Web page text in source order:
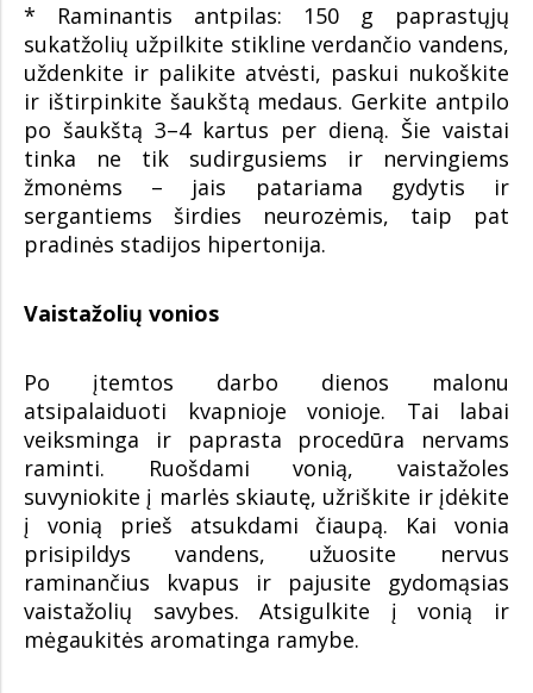
* Raminantis antpilas: 150 g paprastųjų
sukatžolių užpilkite stikline verdančio vandens,
uždenkite ir palikite atvėsti, paskui nukoškite
ir ištirpinkite šaukštą medaus. Gerkite antpilo
po šaukštą 3–4 kartus per dieną. Šie vaistai
tinka ne tik sudirgusiems ir nervingiems
žmonėms – jais patariama gydytis ir
sergantiems širdies neurozėmis, taip pat
pradinės stadijos hipertonija.
Vaistažolių vonios
Po įtemtos darbo dienos malonu
atsipalaiduoti kvapnioje vonioje. Tai labai
veiksminga ir paprasta procedūra nervams
raminti. Ruošdami vonią, vaistažoles
suvyniokite į marlės skiautę, užriškite ir įdėkite
į vonią prieš atsukdami čiaupą. Kai vonia
prisipildys vandens, užuosite nervus
raminančius kvapus ir pajusite gydomąsias
vaistažolių savybes. Atsigulkite į vonią ir
mėgaukitės aromatinga ramybe.